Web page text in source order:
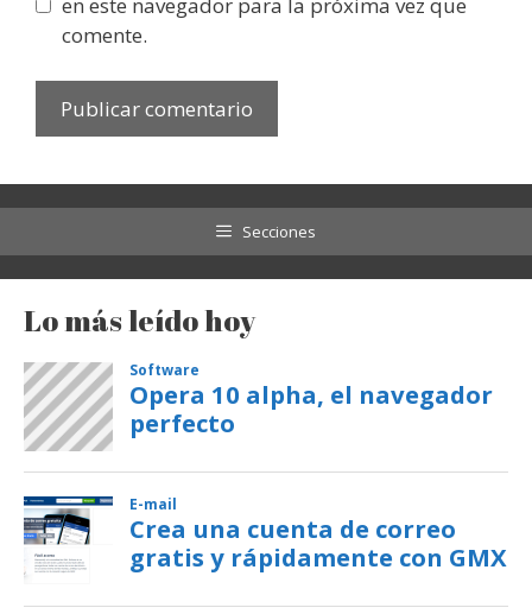
comente.
Secciones
Lo más leído hoy